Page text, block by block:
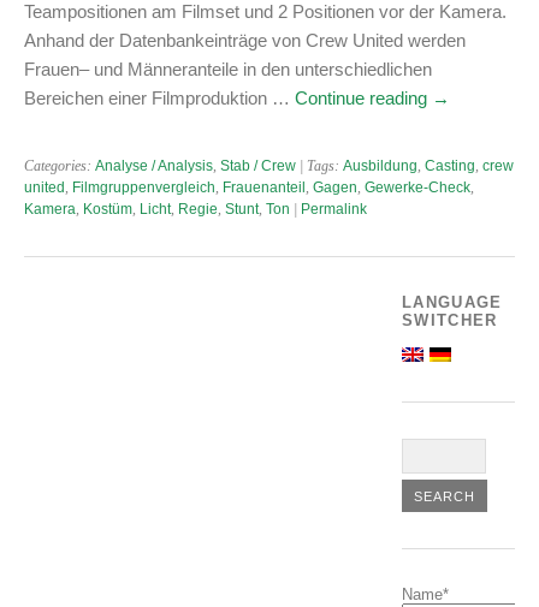
Teampositionen am Filmset und 2 Positionen vor der Kamera.
Anhand der Datenbankeinträge von Crew United werden
Frauen– und Männeranteile in den unterschiedlichen
Bereichen einer Filmproduktion … Continue reading →
Categories: Analyse / Analysis, Stab / Crew | Tags: Ausbildung, Casting, crew
united , Filmgruppenvergleich, Frauenanteil , Gagen, Gewerke-Check,
Kamera, Kostüm, Licht, Regie, Stunt, Ton Permalink
LANGUAGE
SWITCHER
Name*